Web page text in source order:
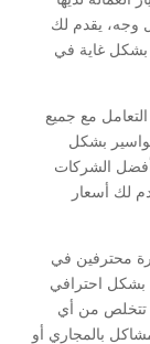
وجه، يقدم لك
بشكل غاية في
مع جميع
بشكل
أفضل الشركات
لك أسعار
محترفين في
بشكل احترافي
تتخلص من أي
بالمجاري أو